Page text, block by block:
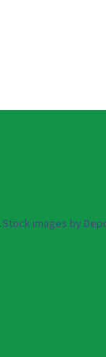
Stock images by